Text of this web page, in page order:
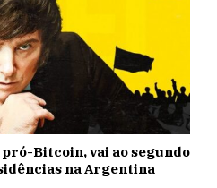
Bitcoin, vai ao segundo
na Argentina